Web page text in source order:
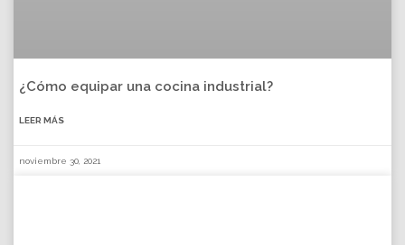
¿Cómo equipar una cocina industrial?
LEER MÁS
noviembre 30, 2021